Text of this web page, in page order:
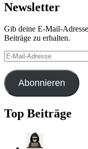
Newsletter
Gib deine E-Mail-
Beiträge zu erhalten.
E-
Mail-
Adresse
Abonnieren
Top Beiträge